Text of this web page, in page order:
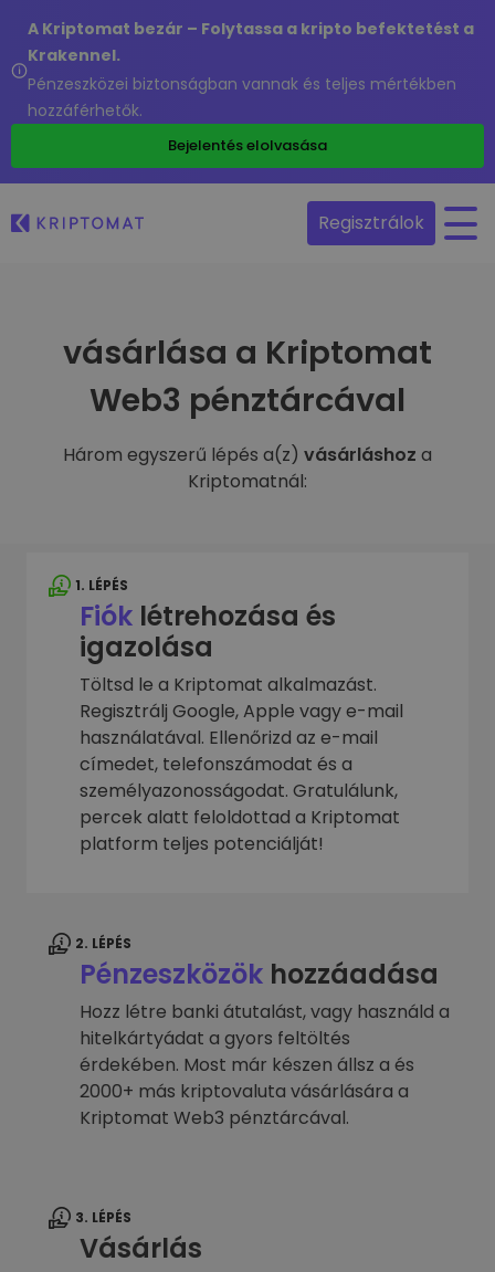
A Kriptomat bezár – Folytassa a kripto befektetést a
Krakennel.
Pénzeszközei biztonságban vannak és teljes mértékben
hozzáférhetők.
Bejelentés elolvasása
Regisztrálok
vásárlása a Kriptomat
Web3 pénztárcával
Három egyszerű lépés a(z) vásárláshoz a
Kriptomatnál:
1. LÉPÉS
Fiók létrehozása és
igazolása
Töltsd le a Kriptomat alkalmazást.
Regisztrálj Google, Apple vagy e-mail
használatával. Ellenőrizd az e-mail
címedet, telefonszámodat és a
személyazonosságodat. Gratulálunk,
percek alatt feloldottad a Kriptomat
platform teljes potenciálját!
2. LÉPÉS
Pénzeszközök hozzáadása
Hozz létre banki átutalást, vagy használd a
hitelkártyádat a gyors feltöltés
érdekében. Most már készen állsz a és
2000+ más kriptovaluta vásárlására a
Kriptomat Web3 pénztárcával.
3. LÉPÉS
Vásárlás